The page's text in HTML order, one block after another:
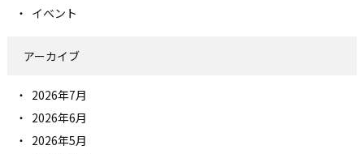
イベント
アーカイブ
2026年7月
2026年6月
2026年5月